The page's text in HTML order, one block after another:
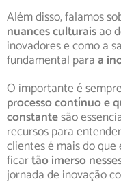
Além disso, falamos
nuances culturaisao
inovadores e como a
fundamental para a
O importante é
processo contínuo e
constantesão
recursos para
clientes é mais do
ficartão imerso
jornada de inovação